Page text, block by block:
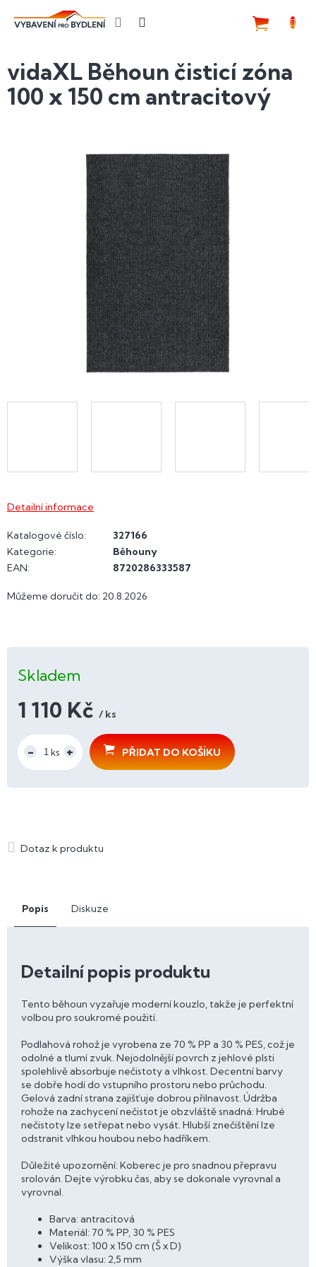
vidaXL Běhoun čisticí zóna
100 x 150 cm antracitový
Můžeme doručit do: 20.8.2026
Skladem
1 110 Kč / ks
cena:
PŘIDAT DO KOŠÍKU
Detailní informace
Katalogové číslo:
327166
Kategorie:
Běhouny
EAN: 8720286333587
Popis Diskuze
Detailní popis produktu
Tento běhoun vyzařuje moderní kouzlo, takže je perfektní
volbou pro soukromé použití.
Podlahová rohož je vyrobena ze 70 % PP a 30 % PES, což je
odolné a tlumí zvuk. Nejodolnější povrch z jehlové plsti
spolehlivě absorbuje nečistoty a vlhkost. Decentní barvy
se dobře hodí do vstupního prostoru nebo průchodu.
Gelová zadní strana zajišťuje dobrou přilnavost. Údržba
rohože na zachycení nečistot je obzvláště snadná: Hrubé
nečistoty lze setřepat nebo vysát. Hlubší znečištění lze
odstranit vlhkou houbou nebo hadříkem.
Důležité upozornění: Koberec je pro snadnou přepravu
srolován. Dejte výrobku čas, aby se dokonale vyrovnal a
vyrovnal.
Barva: antracitová
Materiál: 70 % PP, 30 % PES
Velikost: 100 x 150 cm (Š x D)
Výška vlasu: 2,5 mm